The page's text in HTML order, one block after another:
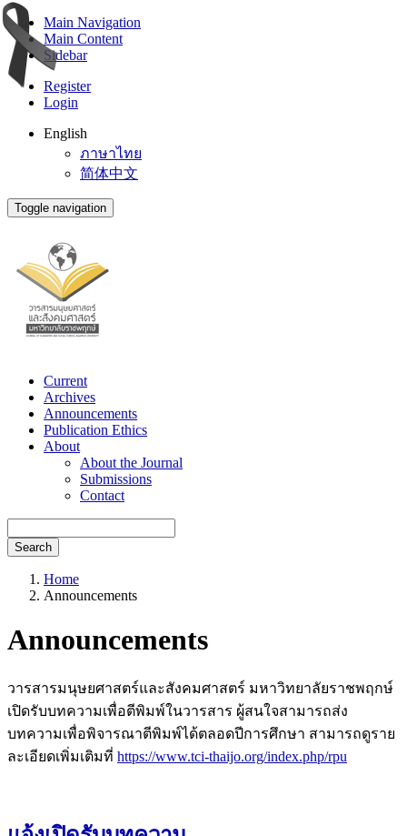
Main Navigation
Main Content
Sidebar
Register
Login
English
ภาษาไทย
简体中文
Toggle navigation
Current
Archives
Announcements
Publication Ethics
About
About the Journal
Submissions
Contact
Search
Home
Announcements
Announcements
วารสารมนุษยศาสตร์และสังคมศาสตร์ มหาวิทยาลัยราชพฤกษ์
เปิดรับบทความเพื่อตีพิมพ์ในวารสาร ผู้สนใจสามารถส่ง
บทความเพื่อพิจารณาตีพิมพ์ได้ตลอดปีการศึกษา สามารถดูราย
ละเอียดเพิ่มเติมที่ https://www.tci-thaijo.org/index.php/rpu